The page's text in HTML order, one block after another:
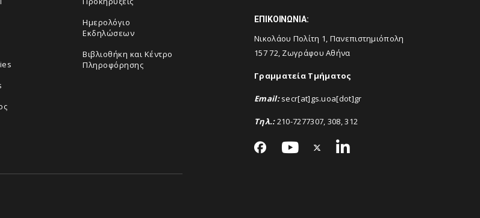
Ημερολόγιο
Εκδηλώσεων
Βιβλιοθήκη και Κέντρο
Πληροφόρησης
ΕΠΙΚΟΙΝΩΝΙΑ:
Νικολάου Πολίτη 1, Πανεπιστημιόπολη
157 72, Ζωγράφου Αθήνα
Γραμματεία Τμήματος
Email: secr[at]gs.uoa[dot]gr
Τηλ.:210-7277307, 308, 312